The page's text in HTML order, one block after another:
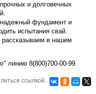
и долговечных
надежный фундамент и
испытания свай.
рассказываем в нашем
линию 8(800)700-00-99.
ссылкой: